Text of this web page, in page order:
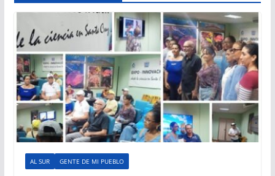
AL SUR GENTE DE MI PUEBLO